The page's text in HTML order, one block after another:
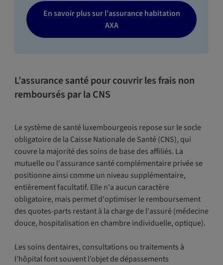
En savoir plus sur l'assurance habitation
AXA
L’assurance santé pour couvrir les frais non
remboursés par la CNS
Le système de santé luxembourgeois repose sur le socle
obligatoire de la Caisse Nationale de Santé (CNS), qui
couvre la majorité des soins de base des affiliés. La
mutuelle ou l'assurance santé complémentaire privée se
positionne ainsi comme un niveau supplémentaire,
entièrement facultatif. Elle n'a aucun caractère
obligatoire, mais permet d'optimiser le remboursement
des quotes-parts restant à la charge de l'assuré (médecine
douce, hospitalisation en chambre individuelle, optique).
Les soins dentaires, consultations ou traitements à
l’hôpital font souvent l’objet de dépassements